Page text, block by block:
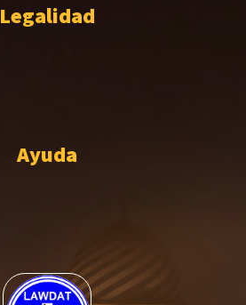
Legalidad
Ayuda